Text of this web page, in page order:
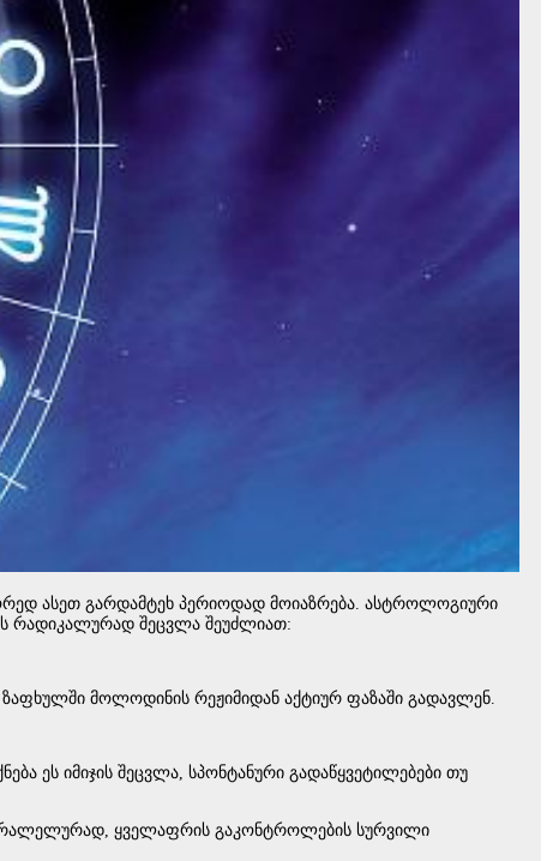
ასეთ გარდამტეხ პერიოდად მოიაზრება. ასტროლოგიური
რადიკალურად შეცვლა შეუძლიათ:
მოლოდინის რეჟიმიდან აქტიურ ფაზაში გადავლენ.
ეს იმიჯის შეცვლა, სპონტანური გადაწყვეტილებები თუ
ყველაფრის გაკონტროლების სურვილი